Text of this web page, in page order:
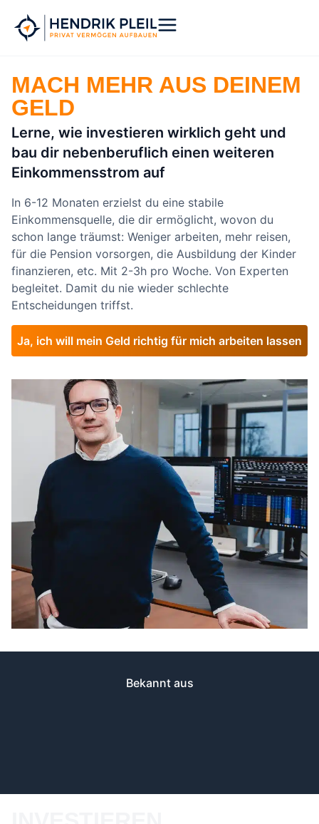
Inhalt
springen
MACH MEHR AUS DEINEM
GELD
Lerne, wie investieren wirklich geht und
bau dir nebenberuflich einen weiteren
Einkommensstrom auf
In 6-12 Monaten erzielst du eine stabile
Einkommensquelle, die dir ermöglicht, wovon du
schon lange träumst: Weniger arbeiten, mehr reisen,
für die Pension vorsorgen, die Ausbildung der Kinder
finanzieren, etc. Mit 2-3h pro Woche. Von Experten
begleitet. Damit du nie wieder schlechte
Entscheidungen triffst.
Ja, ich will mein Geld richtig für mich arbeiten lassen
Bekannt aus